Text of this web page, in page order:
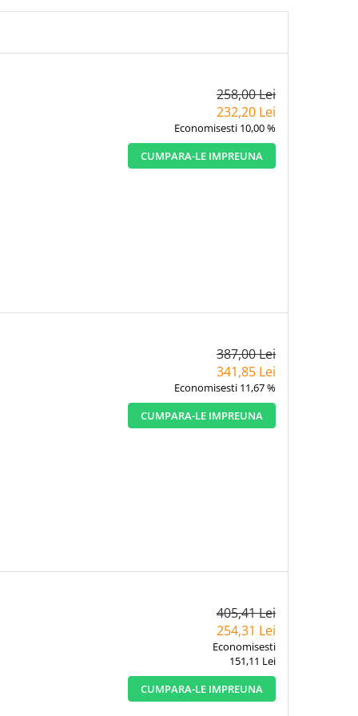
258,00 Lei
232,20 Lei
Economisesti 10,00 %
CUMPARA-LE IMPREUNA
387,00 Lei
341,85 Lei
Economisesti 11,67 %
CUMPARA-LE IMPREUNA
405,41 Lei
254,31 Lei
Economisesti
151,11 Lei
CUMPARA-LE IMPREUNA